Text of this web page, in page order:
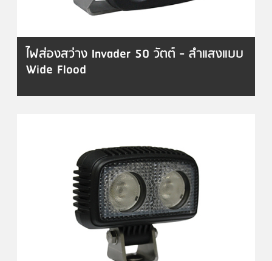
ไฟส่องสว่าง Invader 50 วัตต์ - ลำแสงแบบ
Wide Flood